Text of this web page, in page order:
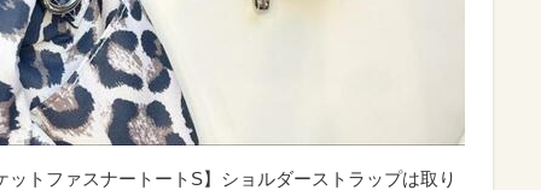
トファスナートートS】ショルダーストラップは取り